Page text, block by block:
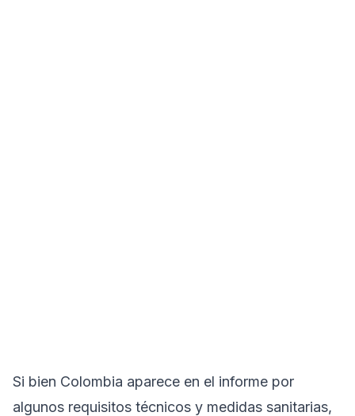
Si bien Colombia aparece en el informe por
algunos requisitos técnicos y medidas sanitarias,